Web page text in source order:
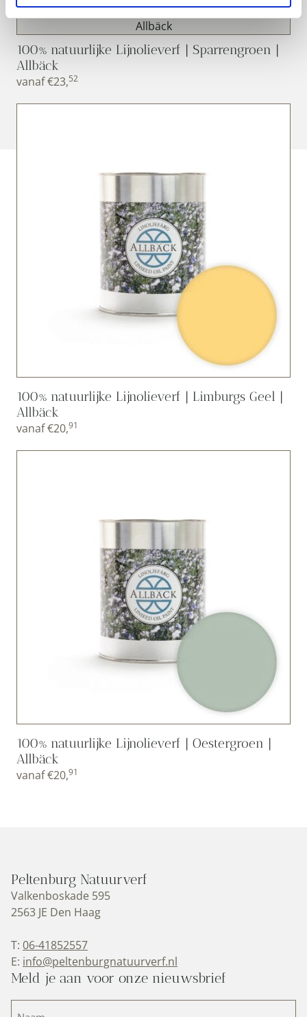
100% natuurlijke Lijnolieverf | Sparrengroen |
Allbäck
vanaf€23,52
100% natuurlijke Lijnolieverf | Limburgs Geel |
Allbäck
vanaf€20,91
100% natuurlijke Lijnolieverf | Oestergroen |
Allbäck
vanaf€20,91
Peltenburg Natuurverf
Valkenboskade 595
2563 JE Den Haag
T: 06-41852557
E: info@peltenburgnatuurverf.nl
Meld je aan voor onze nieuwsbrief